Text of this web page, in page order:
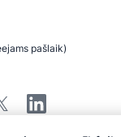
pašlaik)